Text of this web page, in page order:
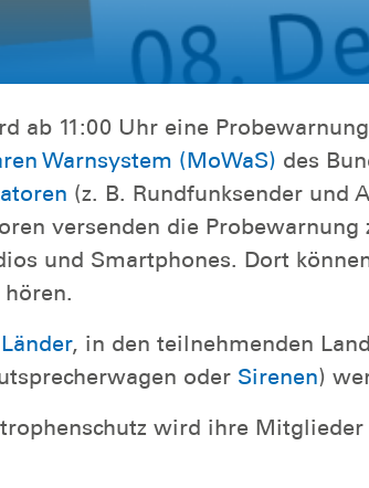
ab 11:00 Uhr eine
Warnsystem (MoWaS) des
(z. B. Rundfunksender und
versenden die Probewarnung
und Smartphones. Dort
Länder, in den teilnehmenden
oder Sirenen)
wird ihre